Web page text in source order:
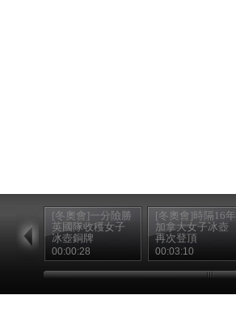
[冬奧會]一分險勝
英國隊收穫女子
冰壺銅牌
00:00:28
[冬奧會]時隔16年
加拿大女子冰壺
再次登頂
00:03:10